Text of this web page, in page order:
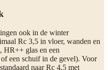
ook in de winter
Rc 3,5 in vloer, wanden en
glas en een
een schuif in de gevel). Voor
naar Rc 4,5 met